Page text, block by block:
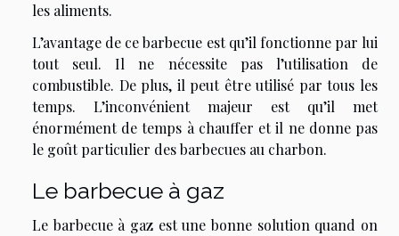
les aliments.
L’avantage de ce barbecue est qu’il fonctionne par lui
tout seul. Il ne nécessite pas l’utilisation de
combustible. De plus, il peut être utilisé par tous les
temps. L’inconvénient majeur est qu’il met
énormément de temps à chauffer et il ne donne pas
le goût particulier des barbecues au charbon.
Le barbecue à gaz
Le barbecue à gaz est une bonne solution quand on